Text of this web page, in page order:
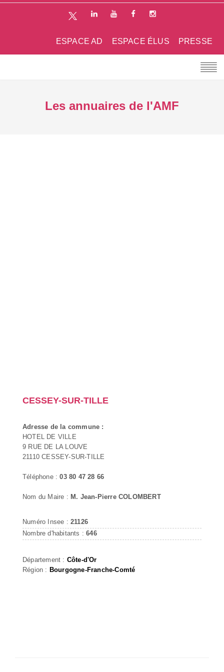
PRESSE
ESPACE ÉLUS
ESPACE AD
Les annuaires de l'AMF
CESSEY-SUR-TILLE
Adresse de la commune :
HOTEL DE VILLE
9 RUE DE LA LOUVE
21110 CESSEY-SUR-TILLE
Téléphone :03 80 47 28 66
Nom du Maire : M. Jean-Pierre COLOMBERT
Numéro Insee : 21126
Nombre d'habitants :646
Département : Côte-d'Or
Région : Bourgogne-Franche-Comté